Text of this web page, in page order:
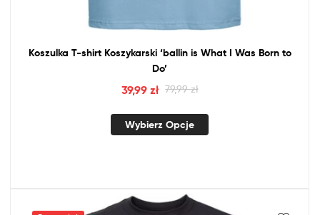
Koszulka T-shirt Koszykarski ‘ballin is What I Was Born to
Do’
79,99zł
39,99 zł
Wybierz Opcje